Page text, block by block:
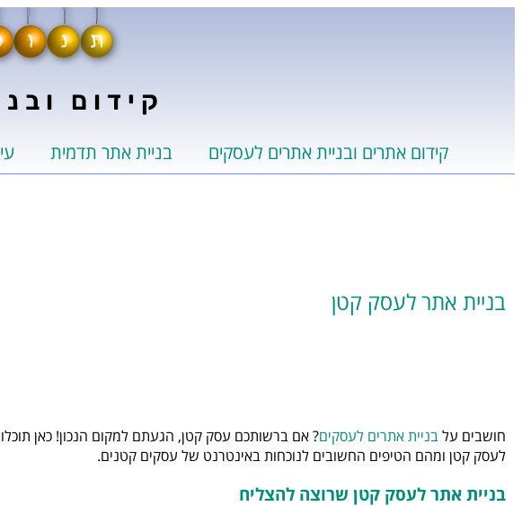
קידום
קידום אתרים ובניית אתרים לעסקים בניית אתר תדמית
בניית אתר לעסק קטן
חושבים עלבניית אתרים לעסקים? אם ברשותכם עסק קטן, הגעתם למקום הנכון! כאן
לעסק קטן ומהם הטיפים החשובים לנוכחות באינטרנט של עסקים קטנים.
בניית אתר לעסק קטן שרוצה להצליח